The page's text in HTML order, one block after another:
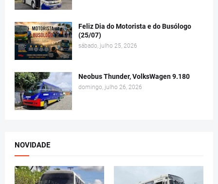
Feliz Dia do Motorista e do Busólogo
(25/07)
sábado, julho 25, 2026
Neobus Thunder, VolksWagen 9.180
domingo, julho 26, 2026
NOVIDADE